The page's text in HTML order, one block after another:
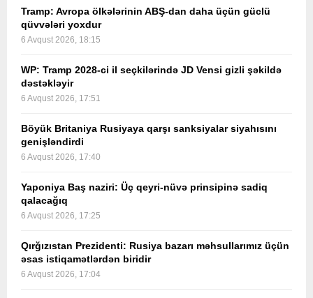
Tramp: Avropa ölkələrinin ABŞ-dan daha üçün güclü
qüvvələri yoxdur
6 Avqust 2026, 18:15
WP: Tramp 2028-ci il seçkilərində JD Vensi gizli şəkildə
dəstəkləyir
6 Avqust 2026, 17:51
Böyük Britaniya Rusiyaya qarşı sanksiyalar siyahısını
genişləndirdi
6 Avqust 2026, 17:40
Yaponiya Baş naziri: Üç qeyri-nüvə prinsipinə sadiq
qalacağıq
6 Avqust 2026, 17:25
Qırğızıstan Prezidenti: Rusiya bazarı məhsullarımız üçün
əsas istiqamətlərdən biridir
6 Avqust 2026, 17:04